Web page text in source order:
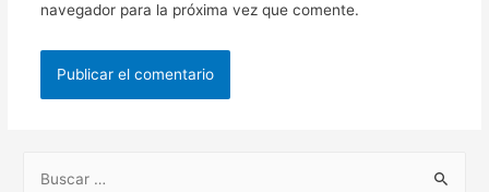
navegador para la próxima vez que comente.